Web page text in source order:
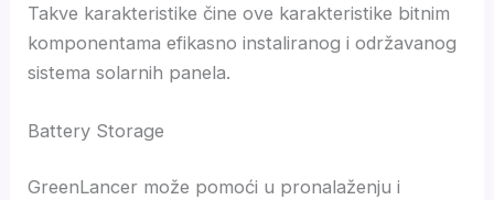
Takve karakteristike čine ove karakteristike bitnim
komponentama efikasno instaliranog i održavanog
sistema solarnih panela.
Battery Storage
GreenLancer može pomoći u pronalaženju i